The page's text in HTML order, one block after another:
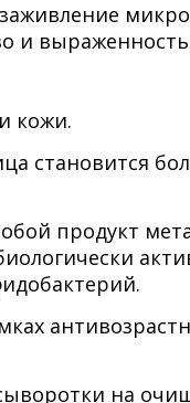
заживление
и
кожи.
становится
продукт
на